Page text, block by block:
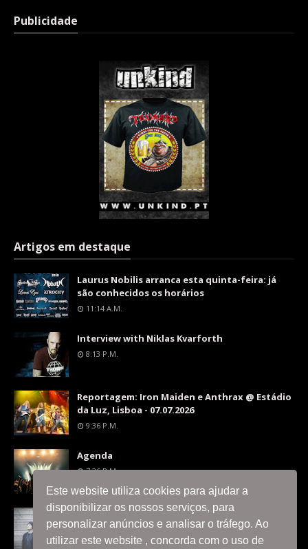
Este website utiliza cookies para ajudar a
disponibilizar os nossos serviços, para
personalizar anúncios e analisar o tráfego. Ao
utilizar este website , concorda com o uso de
Publicidade
Artigos em destaque
Laurus Nobilis arranca esta quinta-feira: já
são conhecidos os horários
11:14 A.m.
Interview with Niklas Kvarforth
8:13 P.m.
Reportagem: Iron Maiden e Anthrax @ Estádio
da Luz, Lisboa - 07.07.2026
9:36 P.m.
Agenda
7:26 P.m.
Interview with Silent Skies
8:06 P.m.